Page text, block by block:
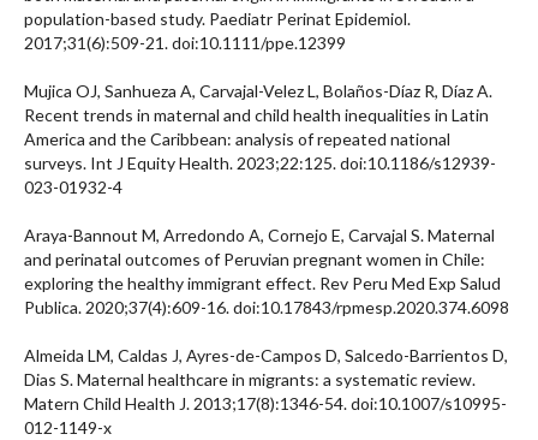
population-based study. Paediatr Perinat Epidemiol.
2017;31(6):509-21. doi:10.1111/ppe.12399
Mujica OJ, Sanhueza A, Carvajal-Velez L, Bolaños-Díaz R, Díaz A.
Recent trends in maternal and child health inequalities in Latin
America and the Caribbean: analysis of repeated national
surveys. Int J Equity Health. 2023;22:125. doi:10.1186/s12939-
023-01932-4
Araya-Bannout M, Arredondo A, Cornejo E, Carvajal S. Maternal
and perinatal outcomes of Peruvian pregnant women in Chile:
exploring the healthy immigrant effect. Rev Peru Med Exp Salud
Publica. 2020;37(4):609-16. doi:10.17843/rpmesp.2020.374.6098
Almeida LM, Caldas J, Ayres-de-Campos D, Salcedo-Barrientos D,
Dias S. Maternal healthcare in migrants: a systematic review.
Matern Child Health J. 2013;17(8):1346-54. doi:10.1007/s10995-
012-1149-x